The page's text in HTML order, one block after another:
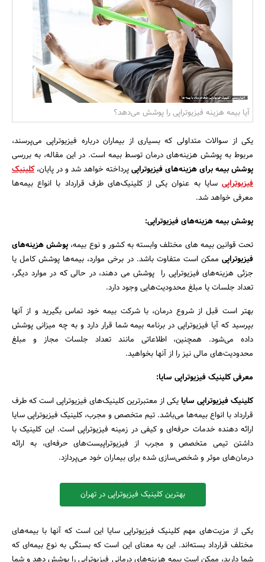
بانک، بیمه و سرمایه
مسکن و ساختمان
آیا بیمه هزینه فیزیوتراپی را پوشش می‌دهد؟
یکی از سوالات متداولی که بسیاری از بیماران درباره فیزیوتراپی می‌پرسند،
مربوط به پوشش هزینه‌های درمان توسط بیمه است. در این مقاله، به بررسی
پوشش بیمه برای هزینه‌های فیزیوتراپیپرداخته خواهد شد و در پایان،کلینیک
فیزیوتراپی سایا به عنوان یکی از کلینیک‌های طرف قرارداد با انواع بیمه‌ها
معرفی خواهد شد.
پوشش بیمه هزینه‌های فیزیوتراپی:
تحت قوانین بیمه های مختلف وابسته به کشور و نوع بیمه، پوشش هزینه‌های
فیزیوتراپی ممکن است متفاوت باشد. در برخی موارد، بیمه‌ها پوشش کامل یا
جزئی هزینه‌های فیزیوتراپی را پوشش می دهند، در حالی که در موارد دیگر،
تعداد جلسات یا مبلغ محدودیت‌هایی وجود دارد.
بهتر است قبل از شروع درمان، با شرکت بیمه خود تماس بگیرید و از آنها
بپرسید که آیا فیزیوتراپی در برنامه بیمه شما قرار دارد و به چه میزانی پوشش
داده می‌شود. همچنین، اطلاعاتی مانند تعداد جلسات مجاز و مبلغ
محدودیت‌های مالی نیز را از آنها بخواهید.
معرفی کلینیک فیزیوتراپی سایا:
کلینیک فیزیوتراپی سایا یکی از معتبرترین کلینیک‌های فیزیوتراپی است که طرف
قرارداد با انواع بیمه‌ها می‌باشد. تیم متخصص و مجرب، کلینیک فیزیوتراپی سایا
ارائه دهنده خدمات حرفه‌ای و کیفی در زمینه فیزیوتراپی است. این کلینیک با
داشتن تیمی متخصص و مجرب از فیزیوتراپیست‌های حرفه‌ای، به ارائه
درمان‌های موثر و شخصی‌سازی شده برای بیماران خود می‌پردازد.
بهترین کلینیک فیزیوتراپی در تهران
یکی از مزیت‌های مهم کلینیک فیزیوتراپی سایا این است که آنها با بیمه‌های
مختلف قرارداد بسته‌اند. این به معنای این است که بستگی به نوع بیمه‌ای که